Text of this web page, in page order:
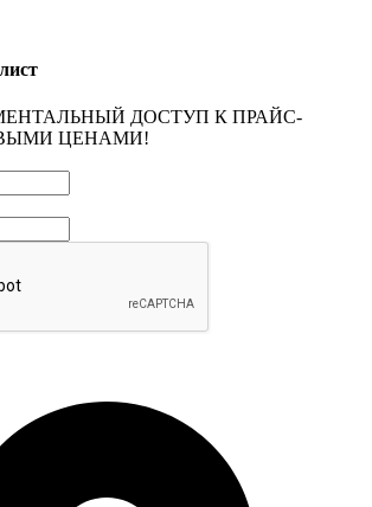
ДОСТУП К ПРАЙС-
ЦЕНАМИ!